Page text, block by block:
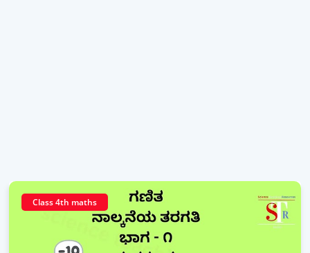
Class 4th maths